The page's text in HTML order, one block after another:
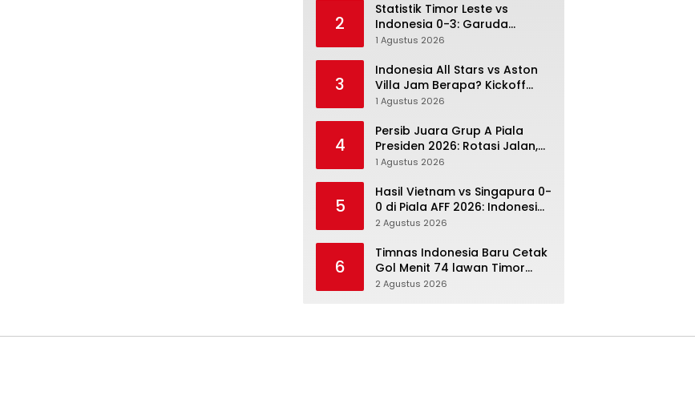
2
Statistik Timor Leste vs
Indonesia 0-3: Garuda
Menang Besar Setelah
1 Agustus 2026
3
Indonesia All Stars vs Aston
Villa Jam Berapa? Kickoff
20.00 WIB dan Cara Nonton
1 Agustus 2026
4
Persib Juara Grup A Piala
Presiden 2026: Rotasi Jalan,
Tolic Punya Alasan untuk
1 Agustus 2026
5
Hasil Vietnam vs Singapura 0-
0 di Piala AFF 2026: Indonesia
Kini Punya Jalan Terbuka
2 Agustus 2026
6
Timnas Indonesia Baru Cetak
Gol Menit 74 lawan Timor
Leste: Sabar, Rotasi, lalu
2 Agustus 2026